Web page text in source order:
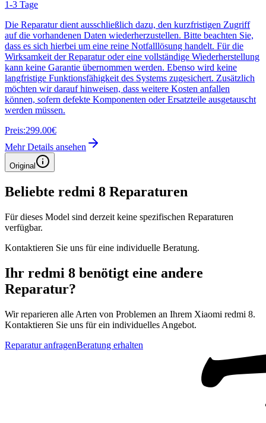
1-3 Tage
Die Reparatur dient ausschließlich dazu, den kurzfristigen Zugriff
auf die vorhandenen Daten wiederherzustellen. Bitte beachten Sie,
dass es sich hierbei um eine reine Notfalllösung handelt. Für die
Wirksamkeit der Reparatur oder eine vollständige Wiederherstellung
kann keine Garantie übernommen werden. Ebenso wird keine
langfristige Funktionsfähigkeit des Systems zugesichert. Zusätzlich
möchten wir darauf hinweisen, dass weitere Kosten anfallen
können, sofern defekte Komponenten oder Ersatzteile ausgetauscht
werden müssen.
Preis:299.00€
Mehr Details ansehen
Original
Beliebte redmi 8 Reparaturen
Für dieses Model sind derzeit keine spezifischen Reparaturen
verfügbar.
Kontaktieren Sie uns für eine individuelle Beratung.
Ihr redmi 8 benötigt eine andere
Reparatur?
Wir reparieren alle Arten von Problemen an Ihrem Xiaomi redmi 8.
Kontaktieren Sie uns für ein individuelles Angebot.
Reparatur anfragenBeratung erhalten